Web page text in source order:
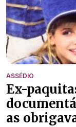
ASSÉDIO
Ex-
as